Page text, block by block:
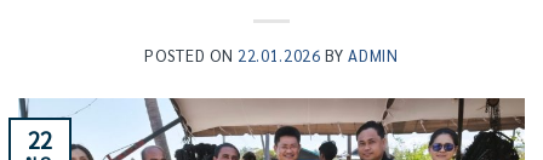
POSTED ON 22.01.2026 BYADMIN
22